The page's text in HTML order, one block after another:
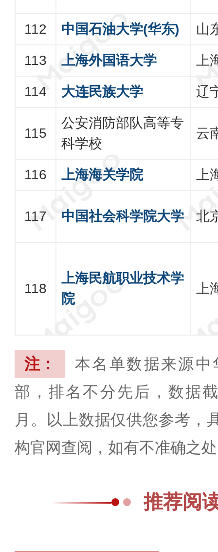
中国石油大学(华东) 山
上海外国语大学 上
大连民族大学 辽
公安消防部队高等专
科学校
云
上海海关学院 上
中国社会科学院大学 北
上海民航职业技术学
院
上
注：
本名单数据来源
部，排名不分先后，数据
月。以上数据仅供您参考，
构官网查阅，如有不准确之
推荐阅